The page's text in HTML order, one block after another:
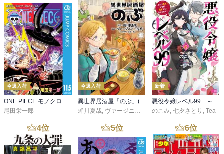
今週入荷
ONE PIECE モノクロ版 115
尾田栄一郎
今週入荷
異世界居酒屋「のぶ」(22)
蝉川夏哉, ヴァージニア二等兵 ,転
新着
悪役令嬢レベル99 ～私は裏ボスですが魔王ではありません～ その６
のこみ, 七夕さとり , Tea
4位 5位 6位